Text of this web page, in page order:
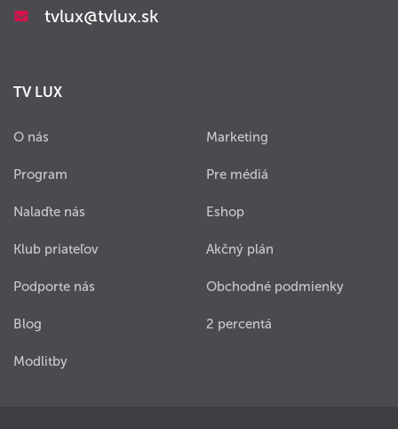
tvlux@tvlux.sk
TV LUX
O nás
Program
Nalaďte nás
Klub priateľov
Podporte nás
Blog
Modlitby
Marketing
Pre médiá
Eshop
Akčný plán
Obchodné podmienky
2 percentá